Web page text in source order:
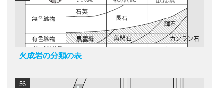
火成岩の分類の表
56